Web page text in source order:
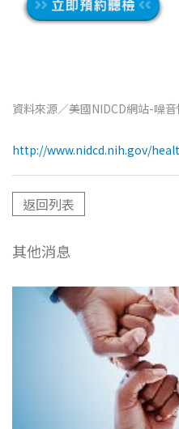
資料來源／美國NIDCD網站-噪
http://www.nidcd.nih.gov/
返回列表
其他消息